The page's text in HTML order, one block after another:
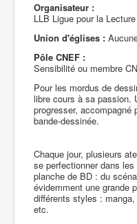
Organisateur :
LLB Ligue pour la
Union d'églises :
Pôle CNEF :
Sensibilité ou membre
Pour les mordus de
libre cours à sa passion.
progresser, accompagné
bande-dessinée.
Chaque jour, plusieurs
se perfectionner dans
planche de BD : du
évidemment une grande
différents styles :
etc.